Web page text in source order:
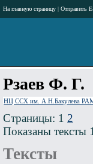
На главную страницу | Отправить
Рзаев Ф. Г.
НЦ ССХ им. А.Н.Бакулева
Страницы: 1 2
Показаны тексты
Тексты